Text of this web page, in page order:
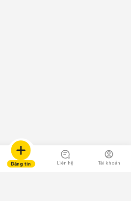
Đăng tin Liên hệ Tài khoản